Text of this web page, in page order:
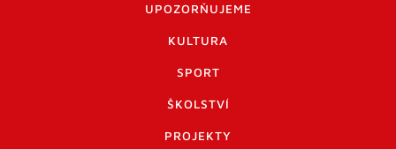
UPOZORŇUJEME
KULTURA
SPORT
ŠKOLSTVÍ
PROJEKTY